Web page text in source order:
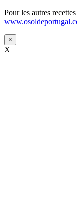
Pour les autres
×
X